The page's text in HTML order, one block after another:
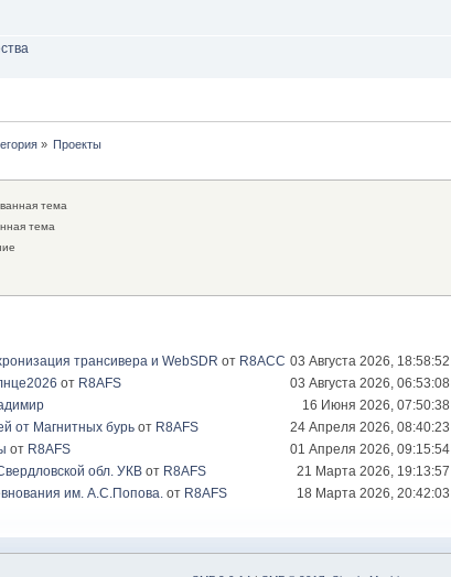
» Проекты
тема
тема
трансивера и WebSDR от R8ACC 03 Августа 2026, 18:58:52
от R8AFS
03 Августа 2026, 06:53:08
16 Июня 2026, 07:50:38
от Магнитных бурь от R8AFS
24 Апреля 2026, 08:40:23
от R8AFS
01 Апреля 2026, 09:15:54
обл. УКВ от R8AFS
21 Марта 2026, 19:13:57
им. А.С.Попова. от R8AFS 18 Марта 2026, 20:42:03